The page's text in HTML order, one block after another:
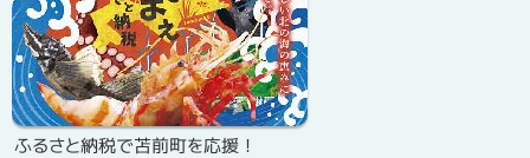
ア
ッ
プ
ふるさと納税で苫前町を応援！